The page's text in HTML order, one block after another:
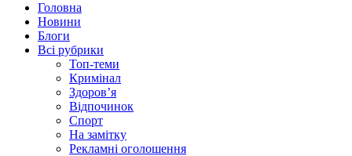
Головна
Новини
Блоги
Всі рубрики
Топ-теми
Кримінал
Здоров’я
Відпочинок
Спорт
На замітку
Рекламні оголошення